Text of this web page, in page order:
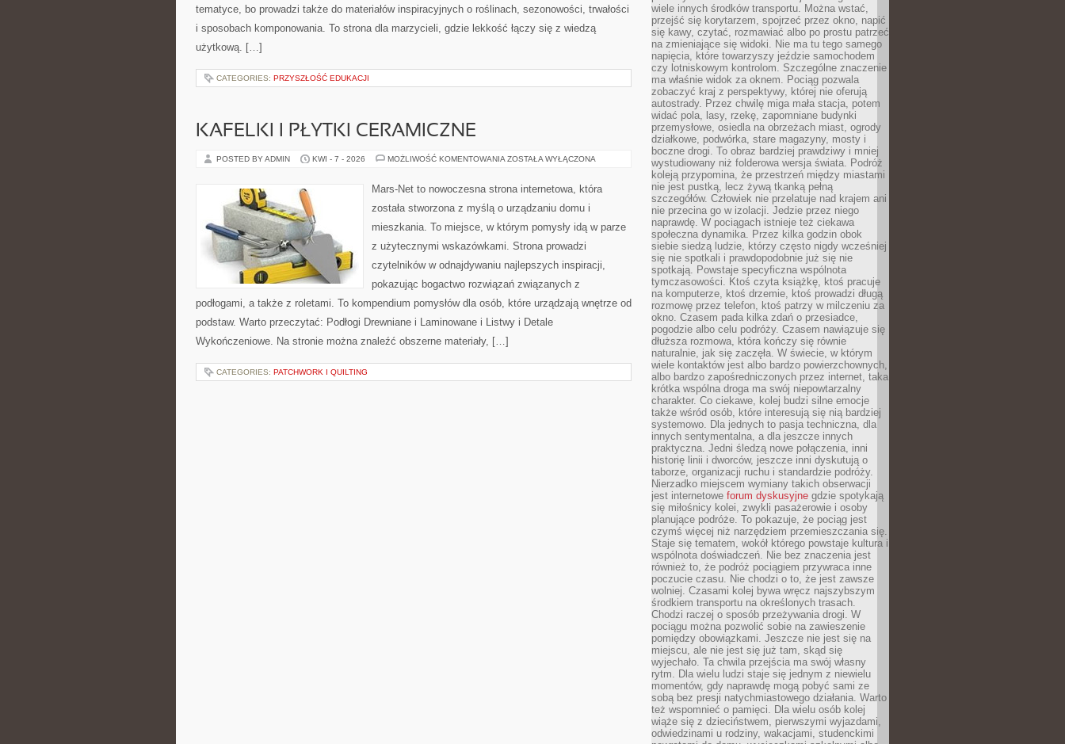
tematyce, bo prowadzi także do materiałów inspiracyjnych o roślinach, sezonowości, trwałości
i sposobach komponowania. To strona dla marzycieli, gdzie lekkość łączy się z wiedzą
użytkową. […]
CATEGORIES: PRZYSZŁOŚĆ EDUKACJI
KAFELKI I PŁYTKI CERAMICZNE
POSTED BY ADMIN KWI - 7 - 2026 MOŻLIWOŚĆ KOMENTOWANIA KAFELKI
CERAMICZNE
ZOSTAŁA WYŁĄCZONA
Mars-Net to nowoczesna strona internetowa, która
została stworzona z myślą o urządzaniu domu i
mieszkania. To miejsce, w którym pomysły idą w parze
z użytecznymi wskazówkami. Strona prowadzi
czytelników w odnajdywaniu najlepszych inspiracji,
pokazując bogactwo rozwiązań związanych z
podłogami, a także z roletami. To kompendium pomysłów dla osób, które urządzają wnętrze od
podstaw. Warto przeczytać: Podłogi Drewniane i Laminowane i Listwy i Detale
Wykończeniowe. Na stronie można znaleźć obszerne materiały, […]
CATEGORIES: PATCHWORK I QUILTING
wiele innych środków transportu. Można wstać,
przejść się korytarzem, spojrzeć przez okno, napić
się kawy, czytać, rozmawiać albo po prostu patrzeć
na zmieniające się widoki. Nie ma tu tego samego
napięcia, które towarzyszy jeździe samochodem
czy lotniskowym kontrolom. Szczególne znaczenie
ma właśnie widok za oknem. Pociąg pozwala
zobaczyć kraj z perspektywy, której nie oferują
autostrady. Przez chwilę miga mała stacja, potem
widać pola, lasy, rzekę, zapomniane budynki
przemysłowe, osiedla na obrzeżach miast, ogrody
działkowe, podwórka, stare magazyny, mosty i
boczne drogi. To obraz bardziej prawdziwy i mniej
wystudiowany niż folderowa wersja świata. Podróż
koleją przypomina, że przestrzeń między miastami
nie jest pustką, lecz żywą tkanką pełną
szczegółów. Człowiek nie przelatuje nad krajem ani
nie przecina go w izolacji. Jedzie przez niego
naprawdę. W pociągach istnieje też ciekawa
społeczna dynamika. Przez kilka godzin obok
siebie siedzą ludzie, którzy często nigdy wcześniej
się nie spotkali i prawdopodobnie już się nie
spotkają. Powstaje specyficzna wspólnota
tymczasowości. Ktoś czyta książkę, ktoś pracuje
na komputerze, ktoś drzemie, ktoś prowadzi długą
rozmowę przez telefon, ktoś patrzy w milczeniu za
okno. Czasem pada kilka zdań o przesiadce,
pogodzie albo celu podróży. Czasem nawiązuje się
dłuższa rozmowa, która kończy się równie
naturalnie, jak się zaczęła. W świecie, w którym
wiele kontaktów jest albo bardzo powierzchownych,
albo bardzo zapośredniczonych przez internet, taka
krótka wspólna droga ma swój niepowtarzalny
charakter. Co ciekawe, kolej budzi silne emocje
także wśród osób, które interesują się nią bardziej
systemowo. Dla jednych to pasja techniczna, dla
innych sentymentalna, a dla jeszcze innych
praktyczna. Jedni śledzą nowe połączenia, inni
historię linii i dworców, jeszcze inni dyskutują o
taborze, organizacji ruchu i standardzie podróży.
Nierzadko miejscem wymiany takich obserwacji
jest internetowe forum dyskusyjne gdzie spotykają
się miłośnicy kolei, zwykli pasażerowie i osoby
planujące podróże. To pokazuje, że pociąg jest
czymś więcej niż narzędziem przemieszczania się.
Staje się tematem, wokół którego powstaje kultura i
wspólnota doświadczeń. Nie bez znaczenia jest
również to, że podróż pociągiem przywraca inne
poczucie czasu. Nie chodzi o to, że jest zawsze
wolniej. Czasami kolej bywa wręcz najszybszym
środkiem transportu na określonych trasach.
Chodzi raczej o sposób przeżywania drogi. W
pociągu można pozwolić sobie na zawieszenie
pomiędzy obowiązkami. Jeszcze nie jest się na
miejscu, ale nie jest się już tam, skąd się
wyjechało. Ta chwila przejścia ma swój własny
rytm. Dla wielu ludzi staje się jednym z niewielu
momentów, gdy naprawdę mogą pobyć sami ze
sobą bez presji natychmiastowego działania. Warto
też wspomnieć o pamięci. Dla wielu osób kolej
wiąże się z dzieciństwem, pierwszymi wyjazdami,
odwiedzinami u rodziny, wakacjami, studenckimi